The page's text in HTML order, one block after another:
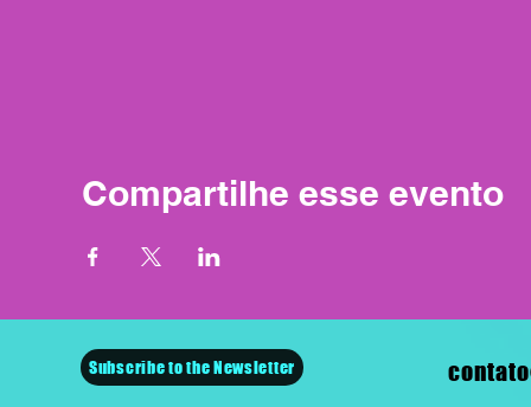
Compartilhe esse evento
Subscribe to the Newsletter